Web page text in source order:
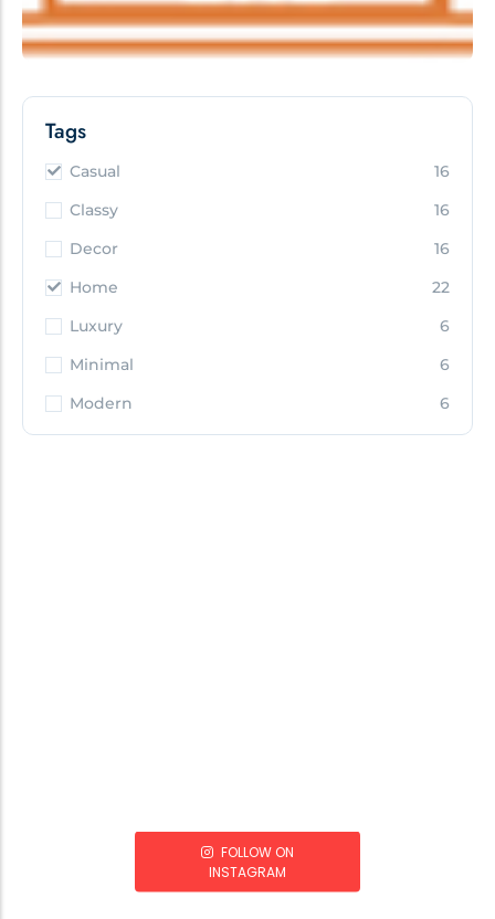
Tags
Casual
16
Classy
16
Decor
16
Home
22
Luxury
6
Minimal
6
Modern
6
FOLLOW ON
INSTAGRAM